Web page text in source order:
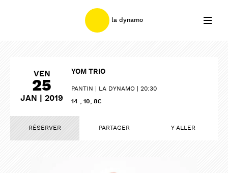
la dynamo
VEN
25
JAN | 2019
YOM TRIO
PANTIN LA DYNAMO
20:30
14 , 10, 8€
RÉSERVER PARTAGER Y ALLER